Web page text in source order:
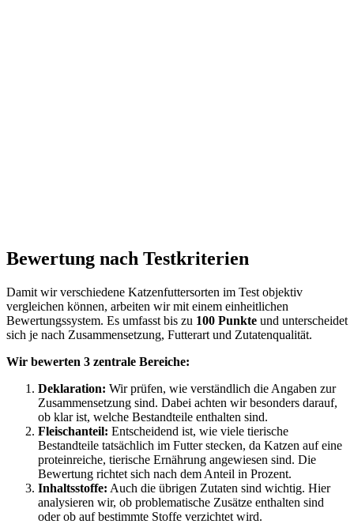
Bewertung nach Testkriterien
Damit wir verschiedene Katzenfuttersorten im Test objektiv
vergleichen können, arbeiten wir mit einem einheitlichen
Bewertungssystem. Es umfasst bis zu 100 Punkte und unterscheidet
sich je nach Zusammensetzung, Futterart und Zutatenqualität.
Wir bewerten 3 zentrale Bereiche:
Deklaration: Wir prüfen, wie verständlich die Angaben zur
Zusammensetzung sind. Dabei achten wir besonders darauf,
ob klar ist, welche Bestandteile enthalten sind.
Fleischanteil: Entscheidend ist, wie viele tierische
Bestandteile tatsächlich im Futter stecken, da Katzen auf eine
proteinreiche, tierische Ernährung angewiesen sind. Die
Bewertung richtet sich nach dem Anteil in Prozent.
Inhaltsstoffe: Auch die übrigen Zutaten sind wichtig. Hier
analysieren wir, ob problematische Zusätze enthalten sind
oder ob auf bestimmte Stoffe verzichtet wird.